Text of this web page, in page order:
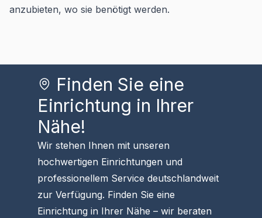
anzubieten, wo sie benötigt werden.
Finden Sie eine
Einrichtung in Ihrer
Nähe!
Wir stehen Ihnen mit unseren
hochwertigen Einrichtungen und
professionellem Service deutschlandweit
zur Verfügung. Finden Sie eine
Einrichtung in Ihrer Nähe – wir beraten